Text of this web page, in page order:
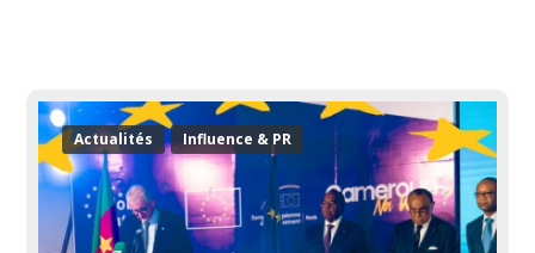
Actualités Influence & PR